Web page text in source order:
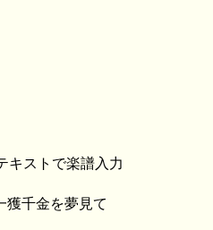
キストで楽譜入力
獲千金を夢見て